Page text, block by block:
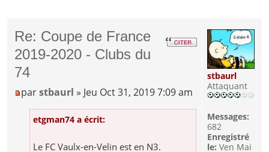
Re: Coupe de France
2019-2020 - Clubs du
74
parstbaurl » Jeu Oct 31, 2019 7:09 am
etgman74 a écrit:
Le FC Vaulx-en-Velin est en N3.
stbaurl
Attaquant
Messages:
682
Enregistré
le: Ven Mai